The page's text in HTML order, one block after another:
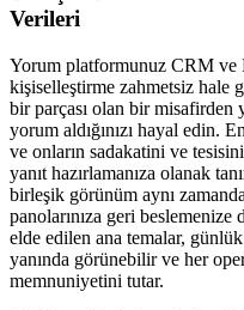
Verileri
Yorum platformunuz CRM ve
kişiselleştirme zahmetsiz hale
bir parçası olan bir misafirden
yorum aldığınızı hayal edin.
ve onların sadakatini ve
yanıt hazırlamanıza olanak
birleşik görünüm aynı
panolarınıza geri
elde edilen ana temalar,
yanında görünebilir ve her
memnuniyetini tutar.